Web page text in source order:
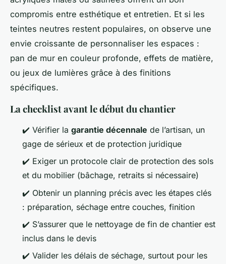
compromis entre esthétique et entretien. Et si les
teintes neutres restent populaires, on observe une
envie croissante de personnaliser les espaces :
pan de mur en couleur profonde, effets de matière,
ou jeux de lumières grâce à des finitions
spécifiques.
La checklist avant le début du chantier
✔️ Vérifier la garantie décennale de l’artisan, un
gage de sérieux et de protection juridique
✔️ Exiger un protocole clair de protection des sols
et du mobilier (bâchage, retraits si nécessaire)
✔️ Obtenir un planning précis avec les étapes clés
: préparation, séchage entre couches, finition
✔️ S’assurer que le nettoyage de fin de chantier est
inclus dans le devis
✔️ Valider les délais de séchage, surtout pour les